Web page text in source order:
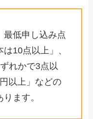
最低申し込み点
10点以上」、
れかで3点以
以上」などの
ます。